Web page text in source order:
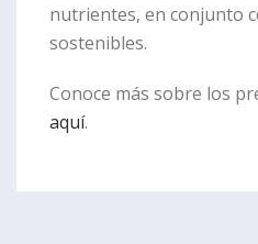
nutrientes, en conjunto
sostenibles.
Conoce más sobre los
aquí.